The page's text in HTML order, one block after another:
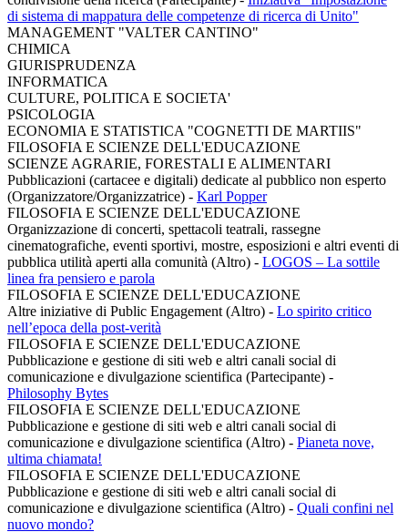
di sistema di mappatura delle competenze di ricerca di Unito"
MANAGEMENT "VALTER CANTINO"
CHIMICA
GIURISPRUDENZA
INFORMATICA
CULTURE, POLITICA E SOCIETA'
PSICOLOGIA
ECONOMIA E STATISTICA "COGNETTI DE MARTIIS"
FILOSOFIA E SCIENZE DELL'EDUCAZIONE
SCIENZE AGRARIE, FORESTALI E ALIMENTARI
Pubblicazioni (cartacee e digitali) dedicate al pubblico non esperto
(Organizzatore/Organizzatrice) - Karl Popper
FILOSOFIA E SCIENZE DELL'EDUCAZIONE
Organizzazione di concerti, spettacoli teatrali, rassegne
cinematografiche, eventi sportivi, mostre, esposizioni e altri eventi di
pubblica utilità aperti alla comunità (Altro) - LOGOS – La sottile
linea fra pensiero e parola
FILOSOFIA E SCIENZE DELL'EDUCAZIONE
Altre iniziative di Public Engagement (Altro) - Lo spirito critico
nell’epoca della post-verità
FILOSOFIA E SCIENZE DELL'EDUCAZIONE
Pubblicazione e gestione di siti web e altri canali social di
comunicazione e divulgazione scientifica (Partecipante) -
Philosophy Bytes
FILOSOFIA E SCIENZE DELL'EDUCAZIONE
Pubblicazione e gestione di siti web e altri canali social di
comunicazione e divulgazione scientifica (Altro) - Pianeta nove,
ultima chiamata!
FILOSOFIA E SCIENZE DELL'EDUCAZIONE
Pubblicazione e gestione di siti web e altri canali social di
comunicazione e divulgazione scientifica (Altro) - Quali confini nel
nuovo mondo?